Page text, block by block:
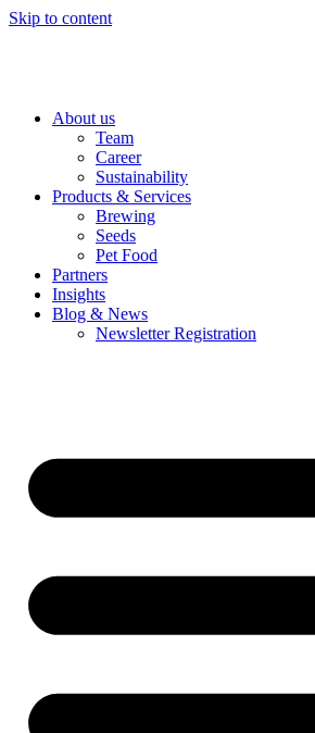
Skip to content
About us
Team
Career
Sustainability
Products & Services
Brewing
Seeds
Pet Food
Partners
Insights
Blog & News
Newsletter Registration